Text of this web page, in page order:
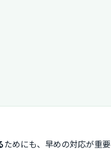
ためにも、早めの対応が重要